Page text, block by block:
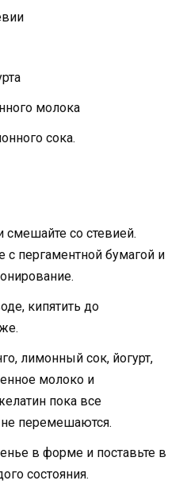
молока
сока.
смешайте со стевией.
пергаментной бумагой и
кипятить до
лимонный сок, йогурт,
молоко и
пока все
перемешаются.
в форме и поставьте в
состояния.